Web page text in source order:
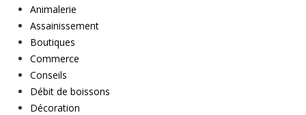
Animalerie
Assainissement
Boutiques
Commerce
Conseils
Débit de boissons
Décoration